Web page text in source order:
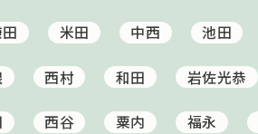
米田 中西 池田
西村 和田 岩佐光恭
西谷 粟内 福永